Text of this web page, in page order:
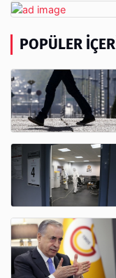
POPÜLER